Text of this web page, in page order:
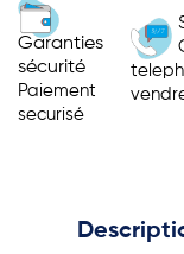
Garanties
sécurité
Paiement
securisé